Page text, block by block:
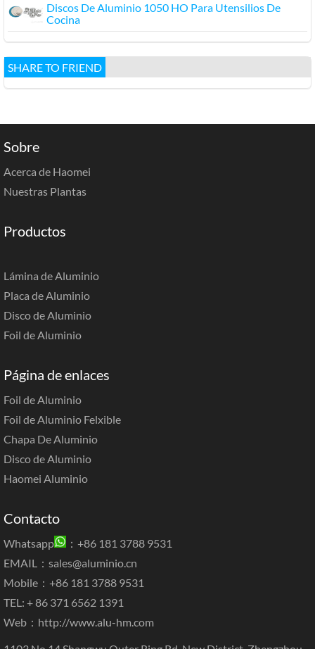
Discos De Aluminio 1050 HO Para Utensilios De
Cocina
SHARE TO FRIEND
Sobre
Acerca de Haomei
Nuestras Plantas
Productos
Lámina de Aluminio
Placa de Aluminio
Disco de Aluminio
Foil de Aluminio
Página de enlaces
Foil de Aluminio
Foil de Aluminio Felxible
Chapa De Aluminio
Disco de Aluminio
Haomei Aluminio
Contacto
Whatsapp
：+86 181 3788 9531
EMAIL： sales@aluminio.cn
Mobile：+86 181 3788 9531
TEL: + 86 371 6562 1391
Web： http://www.alu-hm.com